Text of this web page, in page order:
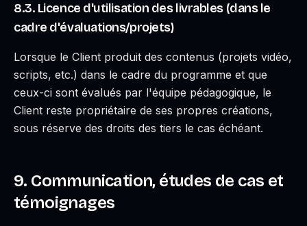
8.3. Licence d'utilisation des livrables (dans le
cadre d'évaluations/projets)
Lorsque le Client produit des contenus (projets vidéo,
scripts, etc.) dans le cadre du programme et que
ceux-ci sont évalués par l'équipe pédagogique, le
Client reste propriétaire de ses propres créations,
sous réserve des droits des tiers le cas échéant.
9. Communication, études de cas et
témoignages